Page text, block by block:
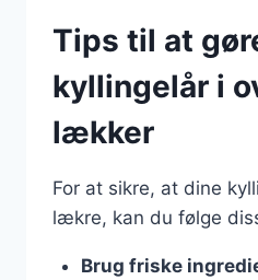
Tips til at
kyllingelår i
lækker
For at sikre, at dine
lækre, kan du følge
Brug friske